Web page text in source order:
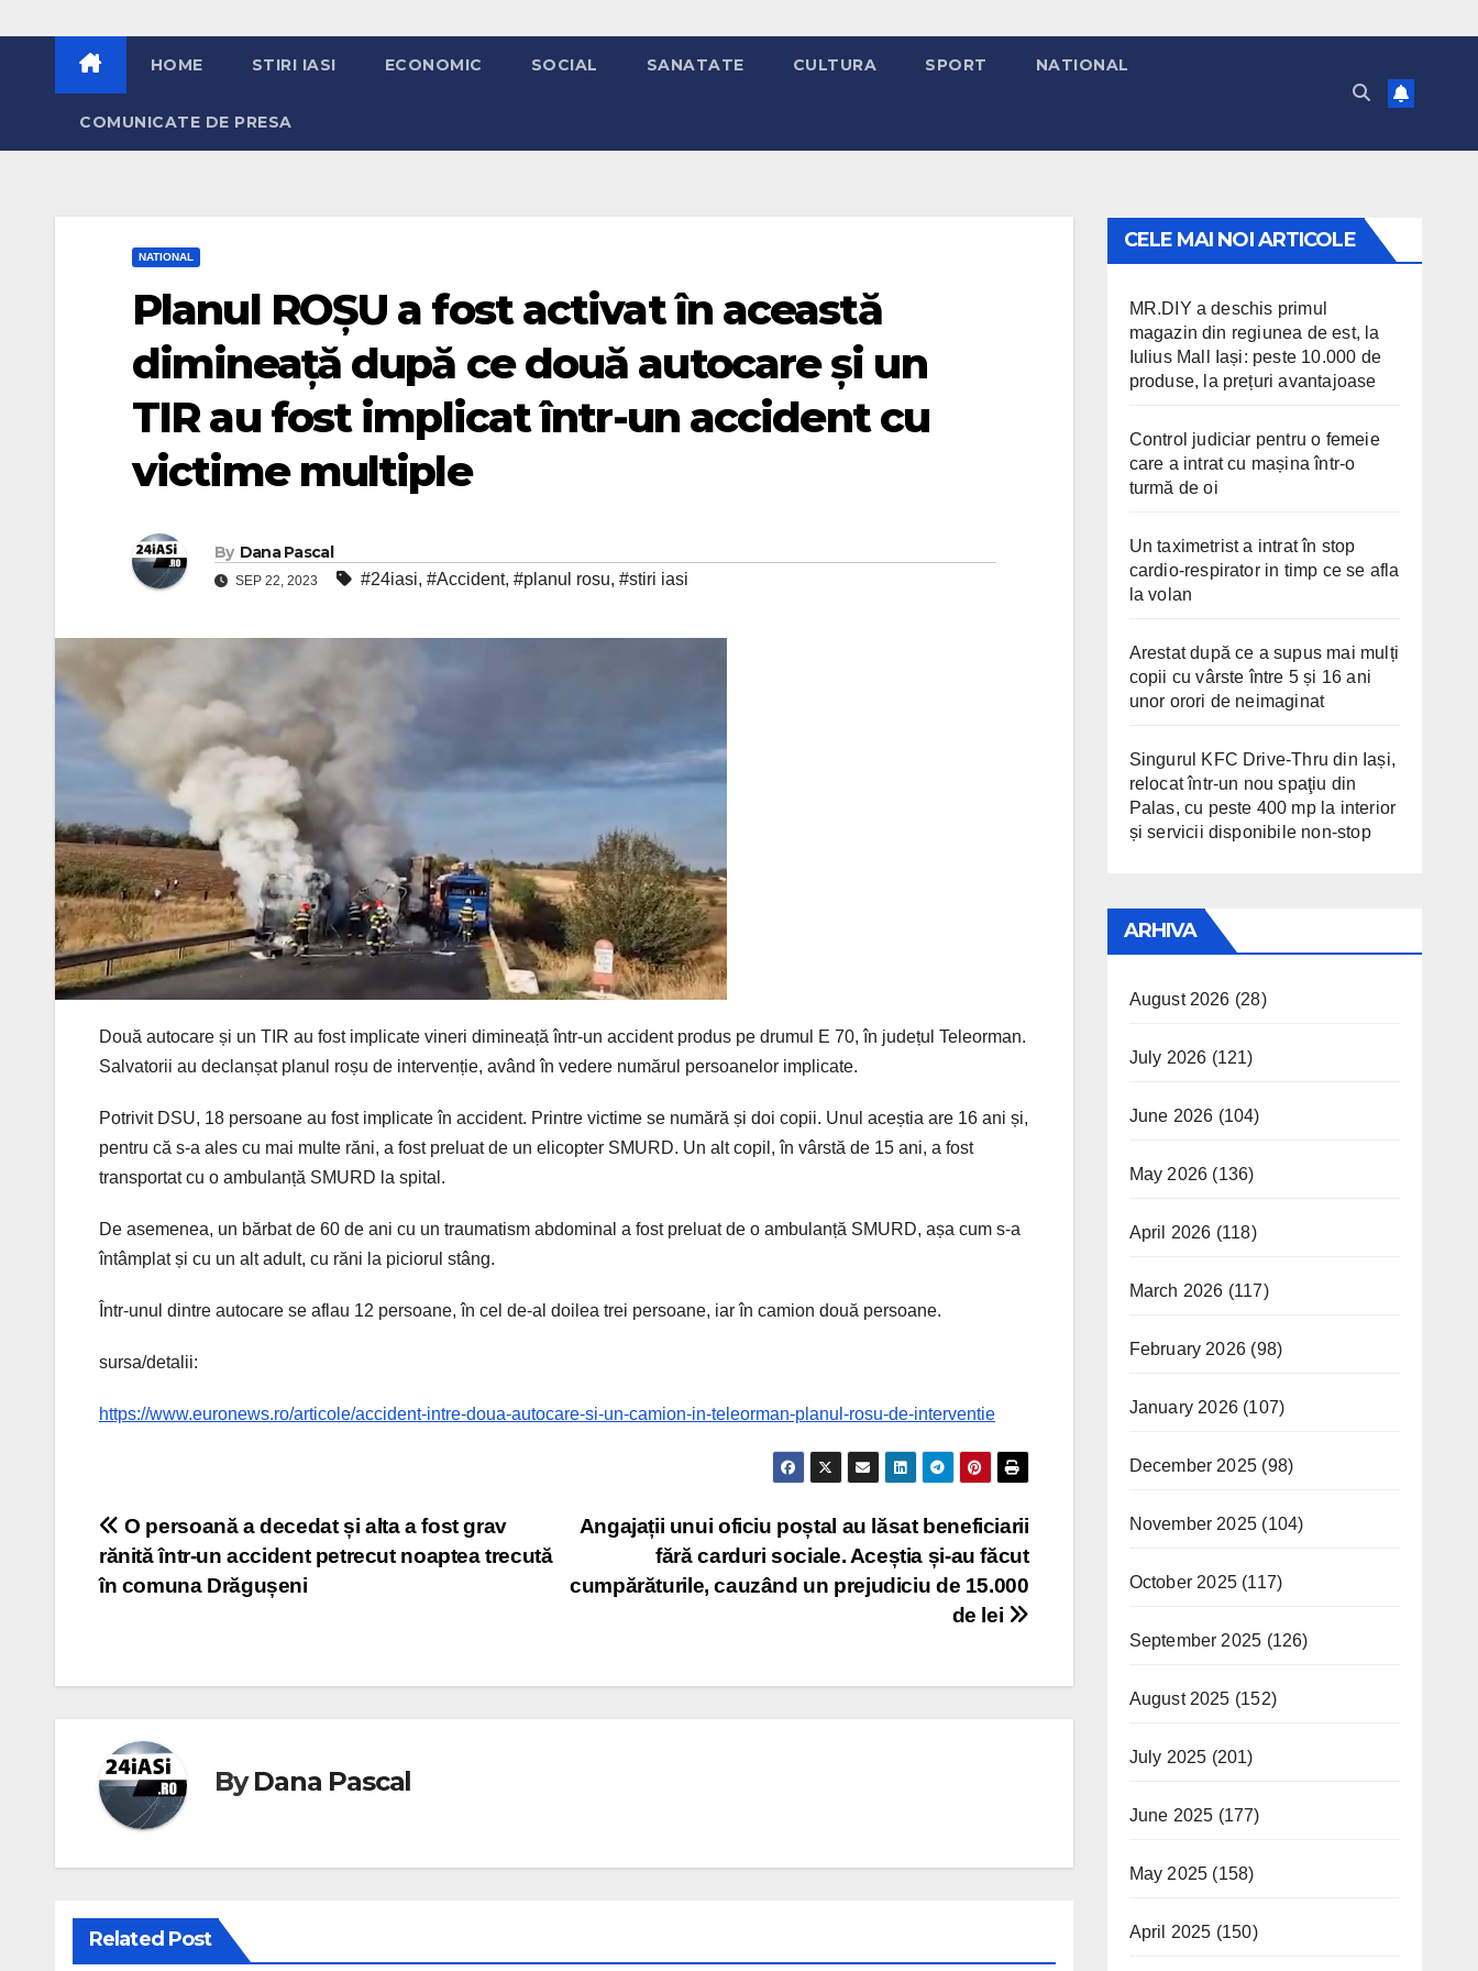
HOME STIRI IASI ECONOMIC SOCIAL SANATATE CULTURA SPORT NATIONAL
COMUNICATE DE PRESA
NATIONAL
Planul ROȘU a fost activat în această
dimineață după ce două autocare și un
TIR au fost implicat într-un accident cu
victime multiple
By Dana Pascal
SEP 22, 2023 #24iasi, #Accident, #planul rosu, #stiri iasi
Două autocare și un TIR au fost implicate vineri dimineață într-un accident produs pe drumul E 70, în județul Teleorman.
Salvatorii au declanșat planul roșu de intervenție, având în vedere numărul persoanelor implicate.
Potrivit DSU, 18 persoane au fost implicate în accident. Printre victime se numără și doi copii. Unul aceștia are 16 ani și,
pentru că s-a ales cu mai multe răni, a fost preluat de un elicopter SMURD. Un alt copil, în vârstă de 15 ani, a fost
transportat cu o ambulanță SMURD la spital.
De asemenea, un bărbat de 60 de ani cu un traumatism abdominal a fost preluat de o ambulanță SMURD, așa cum s-a
întâmplat și cu un alt adult, cu răni la piciorul stâng.
Într-unul dintre autocare se aflau 12 persoane, în cel de-al doilea trei persoane, iar în camion două persoane.
sursa/detalii:
https://www.euronews.ro/articole/accident-intre-doua-autocare-si-un-camion-in-teleorman-planul-rosu-de-interventie
Post
navigation
Angajații unui oficiu poștal au lăsat beneficiarii
fără carduri sociale. Aceștia și-au făcut
cumpărăturile, cauzând un prejudiciu de 15.000
de lei
O persoană a decedat și alta a fost grav
rănită într-un accident petrecut noaptea trecută
în comuna Drăgușeni
ByDana Pascal
Related Post
CELE MAI NOI ARTICOLE
MR.DIY a deschis primul
magazin din regiunea de est, la
Iulius Mall Iași: peste 10.000 de
produse, la prețuri avantajoase
Control judiciar pentru o femeie
care a intrat cu mașina într-o
turmă de oi
Un taximetrist a intrat în stop
cardio-respirator in timp ce se afla
la volan
Arestat după ce a supus mai mulți
copii cu vârste între 5 și 16 ani
unor orori de neimaginat
Singurul KFC Drive-Thru din Iași,
relocat într-un nou spaţiu din
Palas, cu peste 400 mp la interior
și servicii disponibile non-stop
ARHIVA
August 2026 (28)
July 2026 (121)
June 2026 (104)
May 2026 (136)
April 2026 (118)
March 2026 (117)
February 2026 (98)
January 2026(107)
December 2025 (98)
November 2025 (104)
October 2025(117)
September 2025 (126)
August 2025 (152)
July 2025 (201)
June 2025 (177)
May 2025 (158)
April 2025 (150)